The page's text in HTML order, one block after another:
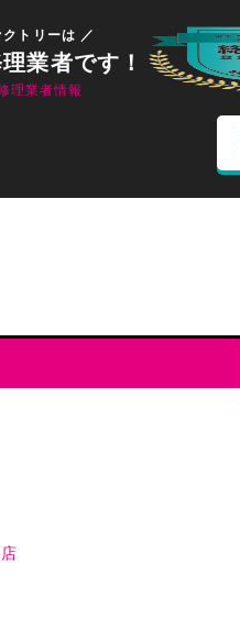
トリーは ／
業者です！
理業者情報